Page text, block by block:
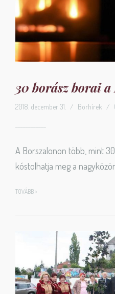
30 borász borai
2018. december 31. / Borhírek /
A Borszalonon több, mint
kóstolhatja meg a
TOVÁBB >